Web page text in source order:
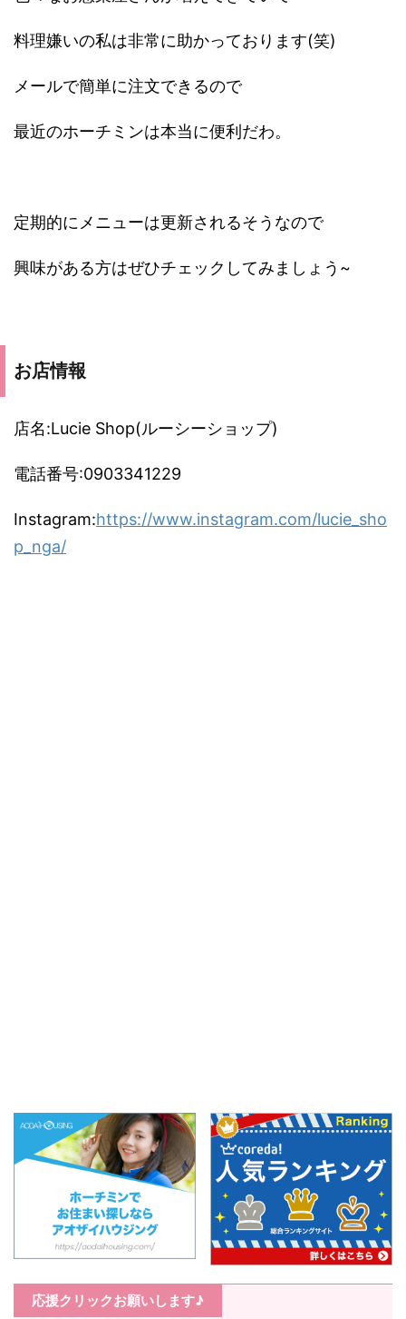
料理嫌いの私は非常に助かっております(笑)
メールで簡単に注文できるので
最近のホーチミンは本当に便利だわ。
定期的にメニューは更新されるそうなので
興味がある方はぜひチェックしてみましょう~
お店情報
店名:Lucie Shop(ルーシーショップ)
電話番号:0903341229
Instagram:https://www.instagram.com/lucie_sho
p_nga/
応援クリックお願いします♪